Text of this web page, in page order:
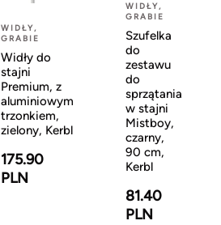
WIDŁY,
GRABIE
Widły do
stajni
Premium, z
aluminiowym
trzonkiem,
zielony, Kerbl
175.90
PLN
WIDŁY,
GRABIE
Szufelka
do
zestawu
do
sprzątania
w stajni
Mistboy,
czarny,
90 cm,
Kerbl
81.40
PLN